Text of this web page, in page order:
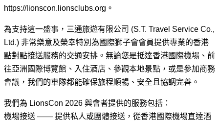
https://lionscon.lionsclubs.org。
為支持這一盛事，三通旅遊有限公司 (S.T. Travel Service Co.,
Ltd.) 非常樂意及榮幸特別為國際獅子會會員提供專業的香港
點對點接送服務的交通安排。無論您是抵達香港國際機場、前
往亞洲國際博覽館、入住酒店、參觀本地景點，或是參加商務
會議，我們的車隊都能確保旅程順暢、安全且協調完善。
我們為 LionsCon 2026 與會者提供的服務包括：
機場接送 —— 提供私人或團體接送，從香港國際機場直達酒